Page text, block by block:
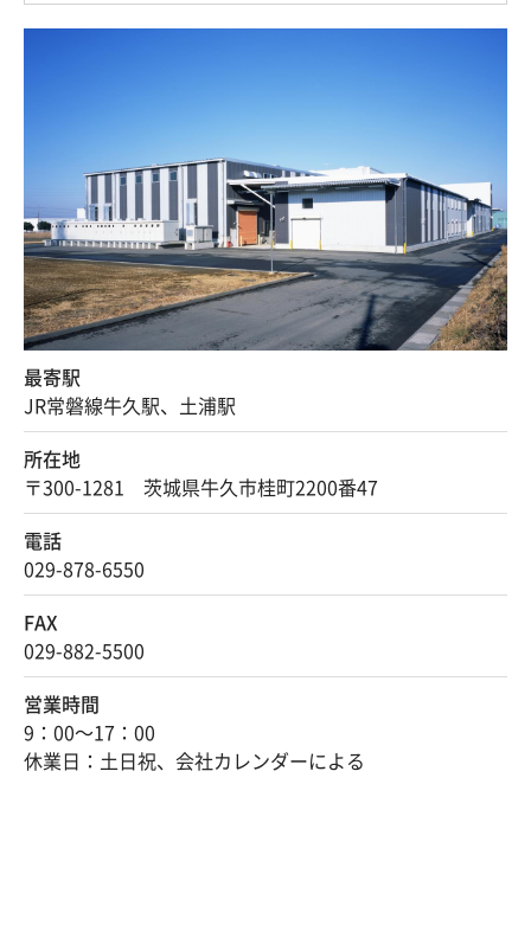
最寄駅
JR常磐線牛久駅、土浦駅
所在地
〒300-1281 茨城県牛久市桂町2200番47
電話
029-878-6550
FAX
029-882-5500
営業時間
9：00～17：00
休業日：土日祝、会社カレンダーによる